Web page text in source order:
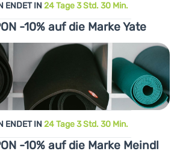
ENDET IN 24 Tage 3 Std. 30 Min.
-10% auf die Marke Yate
ENDET IN 24 Tage 3 Std. 30 Min.
-10% auf die Marke Meindl